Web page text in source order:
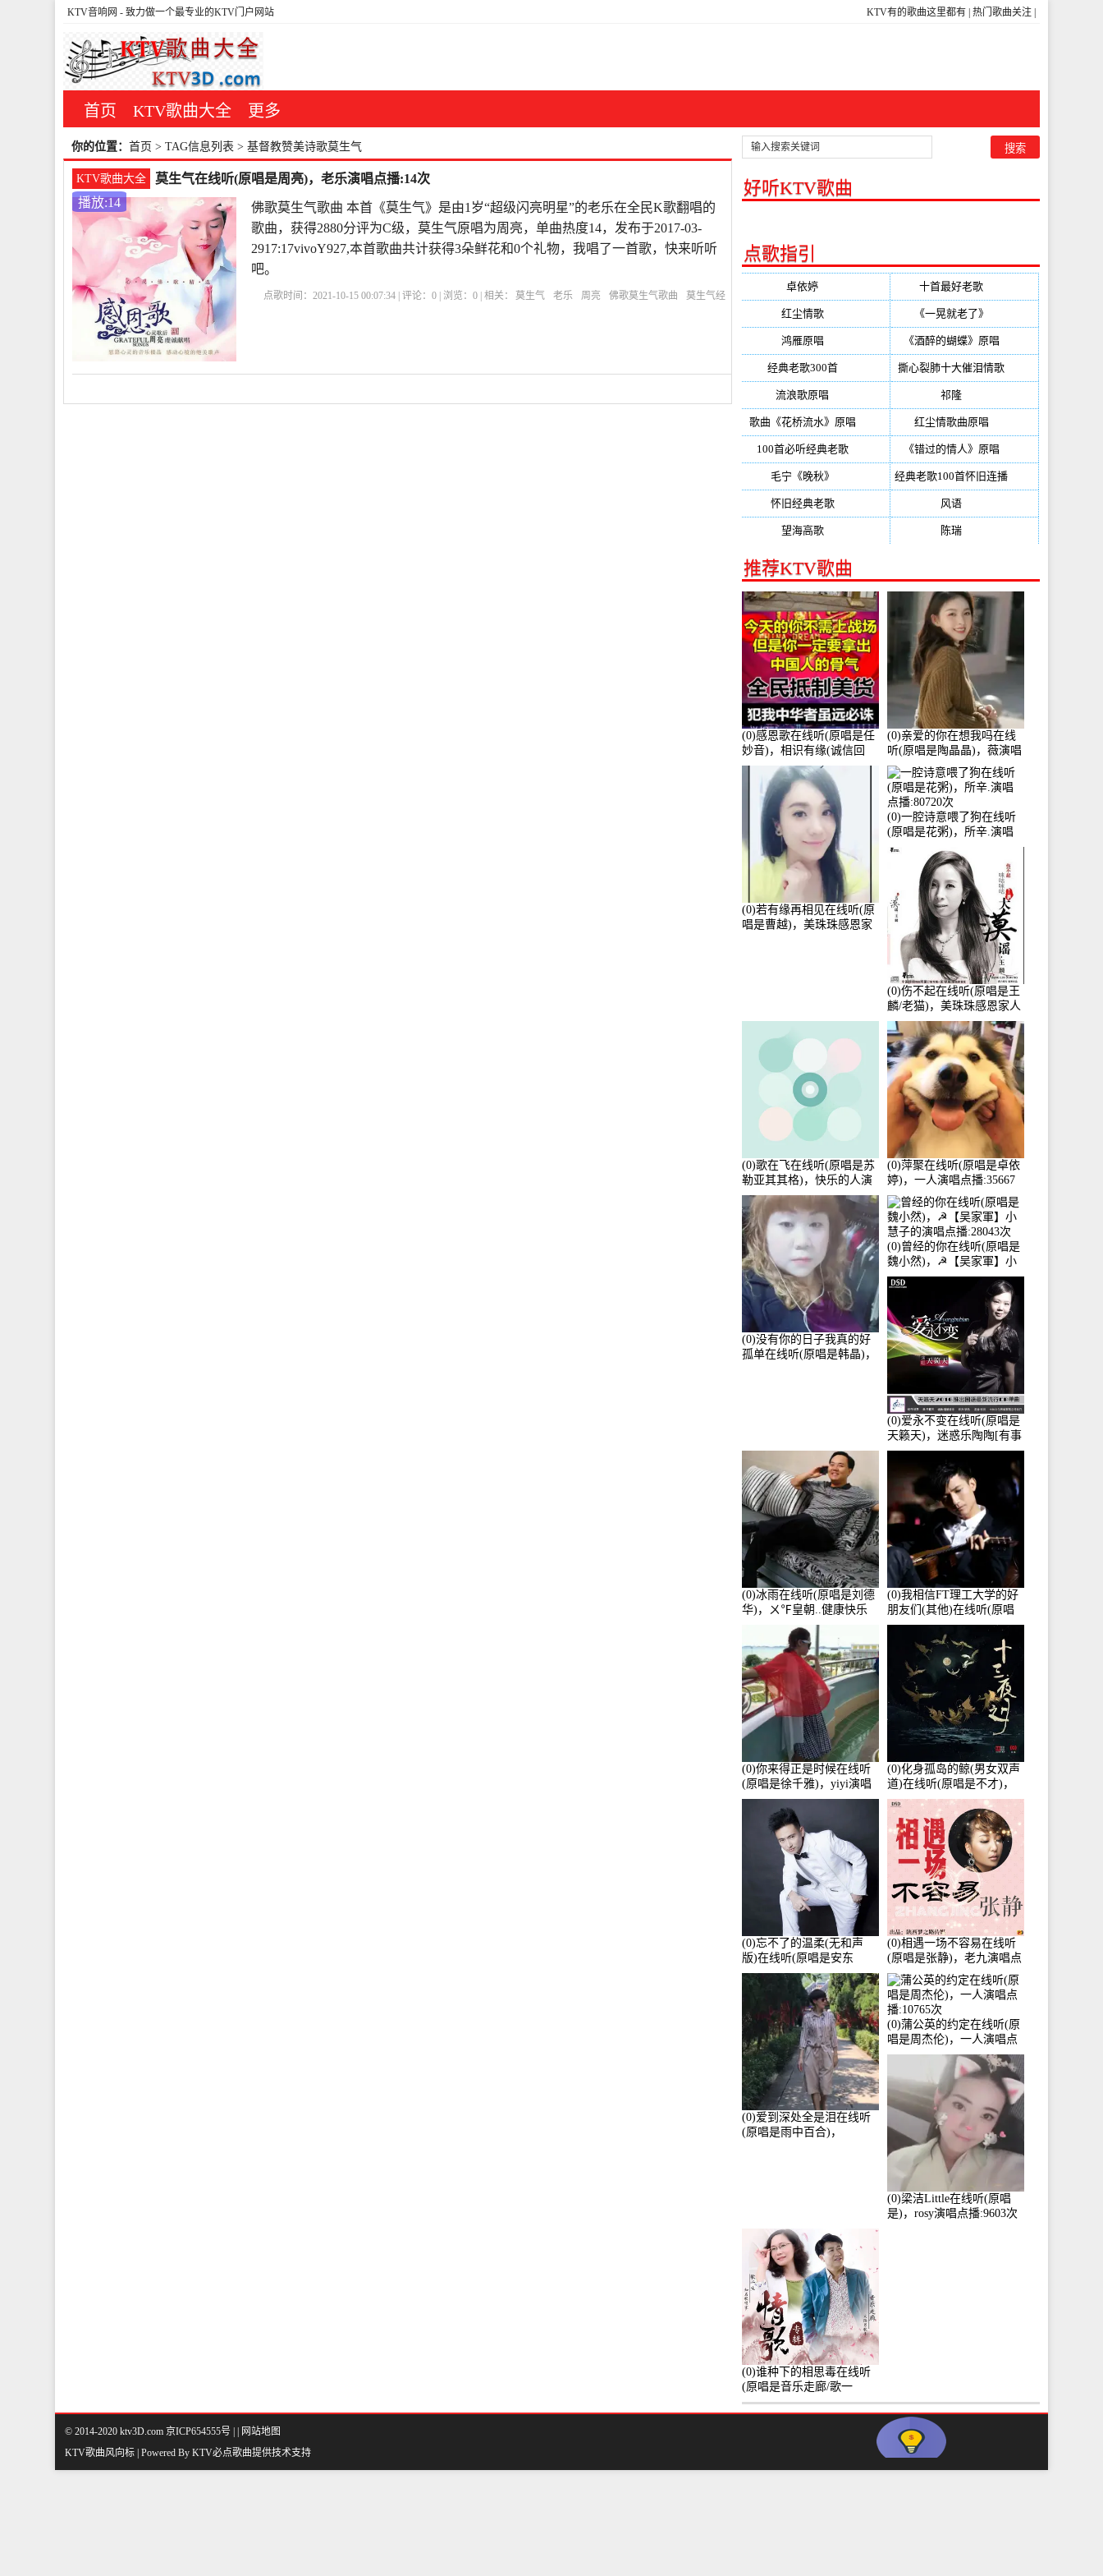
KTV有的歌曲这里都有 热门歌曲关注
KTV音响网 - 致力做一个最专业的KTV门户网站
首页 KTV歌曲大全 更多
你的位置： 首页 > TAG信息列表 > 基督教赞美诗歌莫生气
KTV歌曲大全
莫生气在线听(原唱是周亮)，老乐演唱点播:14次
播放:14
佛歌莫生气歌曲 本首《莫生气》是由1岁“超级闪亮明星”的老乐在全民K歌翻唱的
歌曲，获得2880分评为C级，莫生气原唱为周亮，单曲热度14，发布于2017-03-
2917:17vivoY927,本首歌曲共计获得3朵鲜花和0个礼物，我唱了一首歌，快来听听
吧。
点歌时间：2021-10-15 00:07:34 | 评论：0 | 浏览：0 | 相关： 莫生气 老乐 周亮 佛歌莫生气歌曲
莫生气经
好听KTV歌曲
点歌指引
卓依婷 十首最好老歌
红尘情歌(296) 《一晃就老了》
鸿雁原唱 《酒醉的蝴蝶》原唱
经典老歌300首(203) 撕心裂肺十大催泪情歌
流浪歌原唱 祁隆
歌曲《花桥流水》原唱 红尘情歌曲原唱
100首必听经典老歌(150) 《错过的情人》原唱
毛宁《晚秋》 经典老歌100首怀旧连播
怀旧经典老歌(133) 风语
望海高歌(131) 陈瑞
推荐KTV歌曲
(0)感恩歌在线听(原唱是任
妙音)，相识有缘(诚信回
访)演唱点播:161288次
(0)亲爱的你在想我吗在线
听(原唱是陶晶晶)，薇演唱
点播:159722次
(0)若有缘再相见在线听(原
唱是曹越)，美珠珠感恩家
(0)一腔诗意喂了狗在线听
(原唱是花粥)，所辛.演唱
点播:80720次
(0)伤不起在线听(原唱是王
麟/老猫)，美珠珠感恩家人
演唱点播:80218次
(0)歌在飞在线听(原唱是苏
勒亚其其格)，快乐的人演
唱点播:36次
(0)萍聚在线听(原唱是卓依
婷)，一人演唱点播:35667
次
(0)没有你的日子我真的好
孤单在线听(原唱是韩晶)，
(0)曾经的你在线听(原唱是
魏小然)，☭【吴家軍】小
慧子的演唱点播:28043次
(0)爱永不变在线听(原唱是
天籁天)，迷惑乐陶陶[有事
暂离]演唱点播:27678次
(0)冰雨在线听(原唱是刘德
华)，ㄨ℉皇朝..健康快乐
演唱点播:26643次
(0)我相信FT理工大学的好
朋友们(其他)在线听(原唱
是杨培安)，老乔演唱点
播:23714次
(0)你来得正是时候在线听
(原唱是徐千雅)，yiyi演唱
点播:21991次
(0)化身孤岛的鲸(男女双声
道)在线听(原唱是不才)，
HGBai演唱点播:19428次
(0)忘不了的温柔(无和声
版)在线听(原唱是安东
阳)，老九演唱点播:17392
次
(0)相遇一场不容易在线听
(原唱是张静)，老九演唱点
播:11453次
(0)爱到深处全是泪在线听
(原唱是雨中百合)，
(0)蒲公英的约定在线听(原
唱是周杰伦)，一人演唱点
播:10765次
(0)梁洁Little在线听(原唱
是)，rosy演唱点播:9603次
(0)谁种下的相思毒在线听
(原唱是音乐走廊/歌一
生)，小群演唱点播:8975次
© 2014-2020 ktv3D.com 京ICP654555号 |
网站地图
KTV歌曲风向标 | Powered By KTV必点歌曲提供技术支持